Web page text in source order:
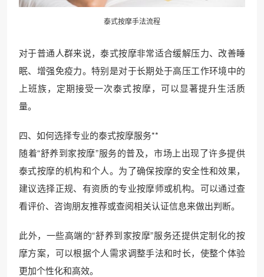
泰式按摩手法流程
对于普通人群来说，泰式按摩非常适合缓解压力、改善睡
眠、增强免疫力。特别是对于长期处于高压工作环境中的
上班族，定期接受一次泰式按摩，可以显著提升生活质
量。
四、如何选择专业的泰式按摩服务**
随着“舒养到家按摩”服务的普及，市场上出现了许多提供
泰式按摩的机构和个人。为了确保按摩的安全性和效果，
建议选择正规、有资质的专业按摩师或机构。可以通过查
看评价、咨询朋友推荐或查阅相关认证信息来做出判断。
此外，一些高端的“舒养到家按摩”服务还提供定制化的按
摩方案，可以根据个人需求调整手法和时长，使整个体验
更加个性化和高效。